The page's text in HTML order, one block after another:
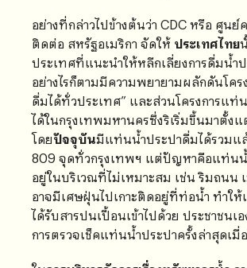
อย่างที่กล่าวไปข้างต้นว่า CDC หรือ ศูนย์
ติดต่อ สหรัฐอเมริกา จัดให้ ประเทศไทย
ประเทศที่แนะนำให้หลีกเลี่ยงการดื่มน้ำ
อย่างไรก็ตามมีความพยายามผลักดันโคร
ดื่มได้ทั่วประเทศ” และส่วนโครงการแท่
ได้ในกรุงเทพมหานครซึ่งริเริ่มขึ้นมาตั้ง
โดยปัจจุบันมีแท่นน้ำประปาดื่มได้รวมแ
809 จุดทั่วกรุงเทพฯ แต่ปัญหาคือแท่นน้
อยู่ในบริเวณที่ไม่เหมาะสม เช่น ริมถนน
อาจมีเศษฝุ่นไปเกาะติดอยู่ที่ท่อน้ำ ทำให้
ได้รับสารปนเปื้อนเข้าไปด้วย ประชาชนเ
การตรวจเช็คแท่นน้ำประปาครั้งล่าสุดเมื่